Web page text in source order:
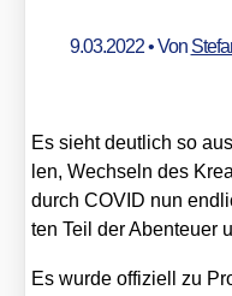
9.03.2022• Von
Es sieht deut­lich so
len, Wech­seln des
durch COVID nun
ten Teil der Aben­teu­er
Es wur­de offi­zi­ell zu